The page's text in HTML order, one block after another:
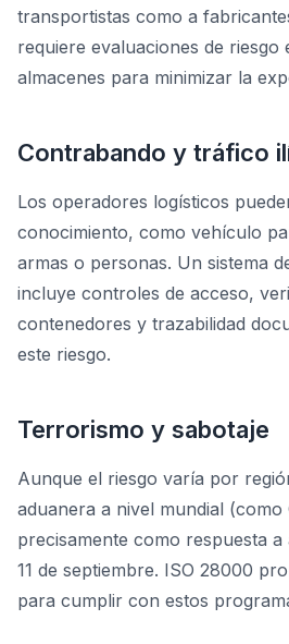
transportistas como a
requiere evaluaciones de
almacenes para minimizar la
Contrabando y tráfico
Los operadores logísticos
conocimiento, como vehículo
armas o personas. Un sistema
incluye controles de acceso,
contenedores y trazabilidad
este riesgo.
Terrorismo y sabotaje
Aunque el riesgo varía por
aduanera a nivel mundial
precisamente como respuesta
11 de septiembre. ISO 28000
para cumplir con estos